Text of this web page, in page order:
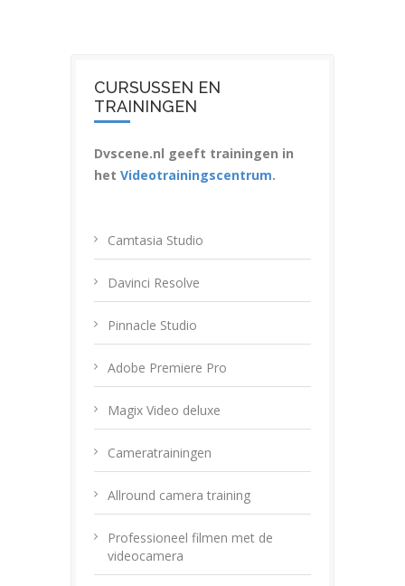
CURSUSSEN EN
TRAININGEN
Dvscene.nl geeft trainingen in
het Videotrainingscentrum.
Camtasia Studio
Davinci Resolve
Pinnacle Studio
Adobe Premiere Pro
Magix Video deluxe
Cameratrainingen
Allround camera training
Professioneel filmen met de
videocamera